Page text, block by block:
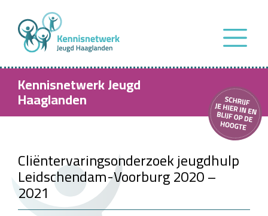
Kennisnetwerk Jeugd
Haaglanden
Cliëntervaringsonderzoek jeugdhulp
Leidschendam-Voorburg 2020 –
2021